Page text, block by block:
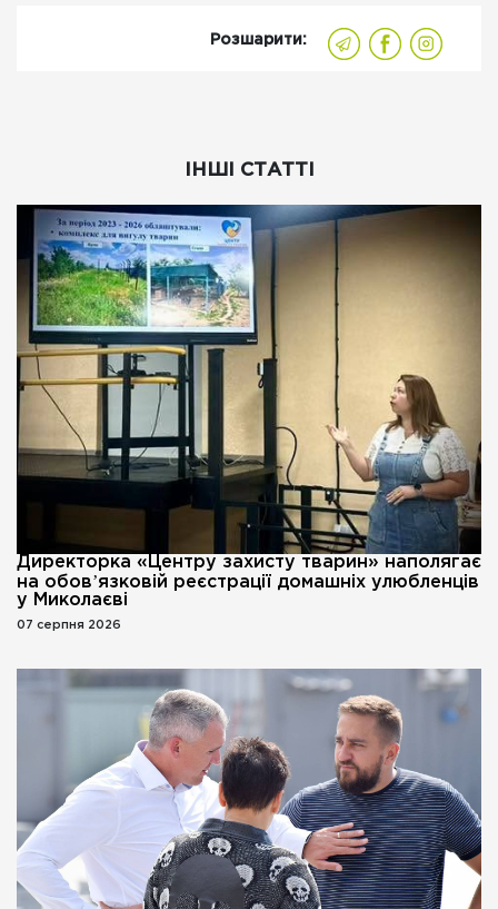
Розшарити:
ІНШІ СТАТТІ
Директорка «Центру захисту тварин» наполягає
на обовʼязковій реєстрації домашніх улюбленців
у Миколаєві
07 серпня 2026